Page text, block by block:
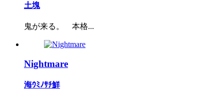
土塊
鬼が来る。 本格...
Nightmare
海ｳﾐﾉｻﾁ鮮